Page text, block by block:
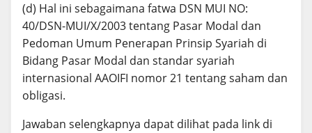
(d) Hal ini sebagaimana fatwa DSN MUI NO:
40/DSN-MUI/X/2003 tentang Pasar Modal dan
Pedoman Umum Penerapan Prinsip Syariah di
Bidang Pasar Modal dan standar syariah
internasional AAOIFI nomor 21 tentang saham dan
obligasi.
Jawaban selengkapnya dapat dilihat pada link di